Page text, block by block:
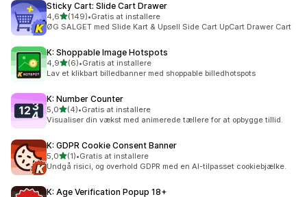
Sticky Cart: Slide Cart Drawer
4,6ud af 5 stjerner
(149)
149 anmeldelser i alt
•Gratis at installere
ØG SALGET med Slide Kart & Upsell Side Cart UpCart Drawer Cart
K: Shoppable Image Hotspots
4,9ud af 5 stjerner
(6)
6 anmeldelser i alt
•Gratis at installere
Lav et klikbart billedbanner med shoppable billedhotspots
K: Number Counter
5,0ud af 5 stjerner
(4)
4 anmeldelser i alt
•Gratis at installere
Visualiser din vækst med animerede tællere for at opbygge tillid.
K: GDPR Cookie Consent Banner
5,0ud af 5 stjerner
(1)
1 anmeldelser i alt
•Gratis at installere
Undgå risici, og overhold GDPR med en AI-tilpasset cookiebjælke.
K: Age Verification Popup 18+